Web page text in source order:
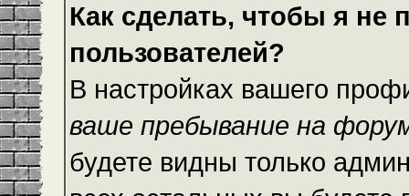
Как сделать, чтобы я не
пользователей?
В настройках вашего
ваше пребывание на
будете видны только